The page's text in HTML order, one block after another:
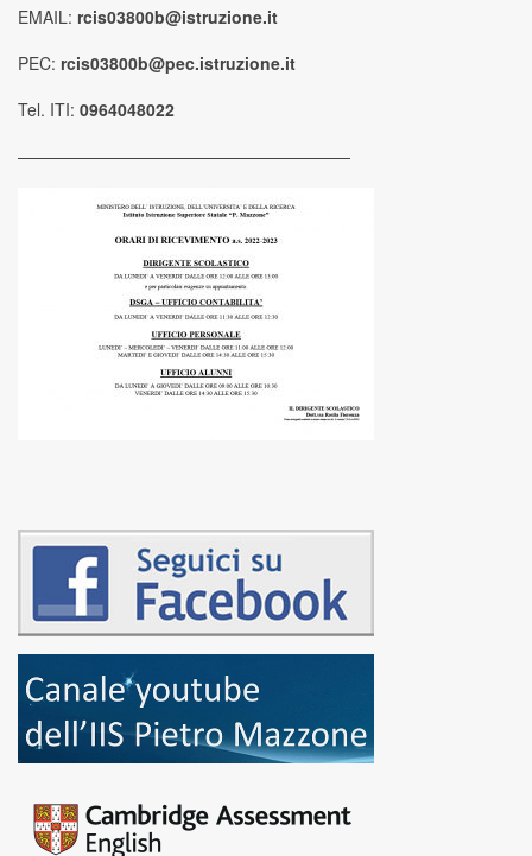
EMAIL: rcis03800b@istruzione.it
PEC: rcis03800b@pec.istruzione.it
Tel. ITI: 0964048022
————————————————————